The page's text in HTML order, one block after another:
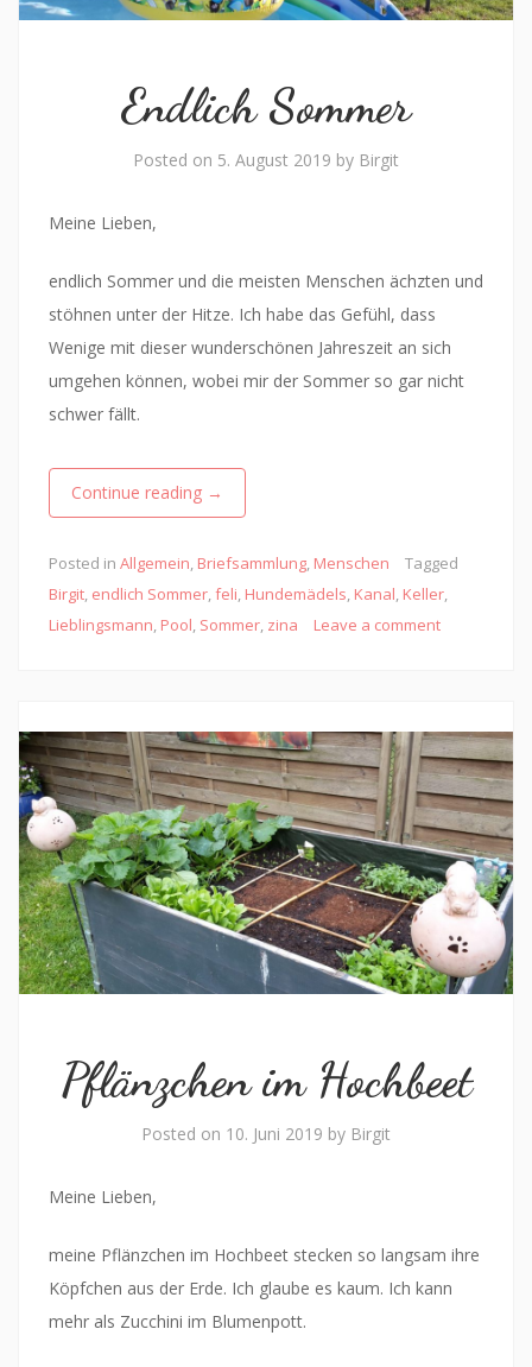
Endlich Sommer
Posted on 5. August 2019 by Birgit
Meine Lieben,
endlich Sommer und die meisten Menschen ächzten und
stöhnen unter der Hitze. Ich habe das Gefühl, dass
Wenige mit dieser wunderschönen Jahreszeit an sich
umgehen können, wobei mir der Sommer so gar nicht
schwer fällt.
Continue reading →
Posted in Allgemein Briefsammlung Menschen
Tagged
Birgit endlich Sommer feli Hundemädels Kanal Keller
Lieblingsmann Pool Sommer zina Leave a comment
Pflänzchen im Hochbeet
Posted on 10. Juni 2019 by Birgit
Meine Lieben,
meine Pflänzchen im Hochbeet stecken so langsam ihre
Köpfchen aus der Erde. Ich glaube es kaum. Ich kann
mehr als Zucchini im Blumenpott.